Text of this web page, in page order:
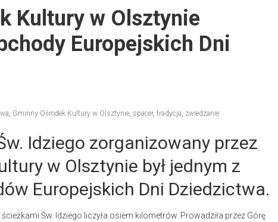
Kultury w Olsztynie
Europejskich Dni
Gminny Ośrodek Kultury w Olsztynie spacer, tradycja zwiedzanie
Idziego zorganizowany przez
w Olsztynie był jednym z
Europejskich Dni Dziedzictwa.
Św. Idziego liczyła osiem kilometrów. Prowadziła przez Górę